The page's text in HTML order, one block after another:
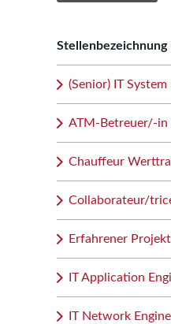
Stellenbezeichnung
(Senior) IT
ATM-Betreuer/-in
Chauffeur
Collaborateur/
Erfahrener
IT Application
IT Network